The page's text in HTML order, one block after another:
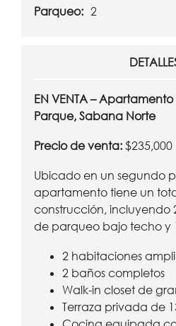
Parqueo: 2
EN VENTA –
Parque, Sabana Norte
Precio de venta: $235,000
Ubicado en un segundo
apartamento tiene un
construcción, incluyendo
de parqueo bajo techo y
2 habitaciones
2 baños completos
Walk-in closet de
Terraza privada de